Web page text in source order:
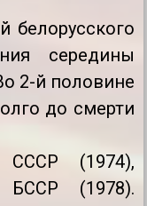
белорусского
середины
2-й половине
до смерти
СССР (1974),
БССР (1978).